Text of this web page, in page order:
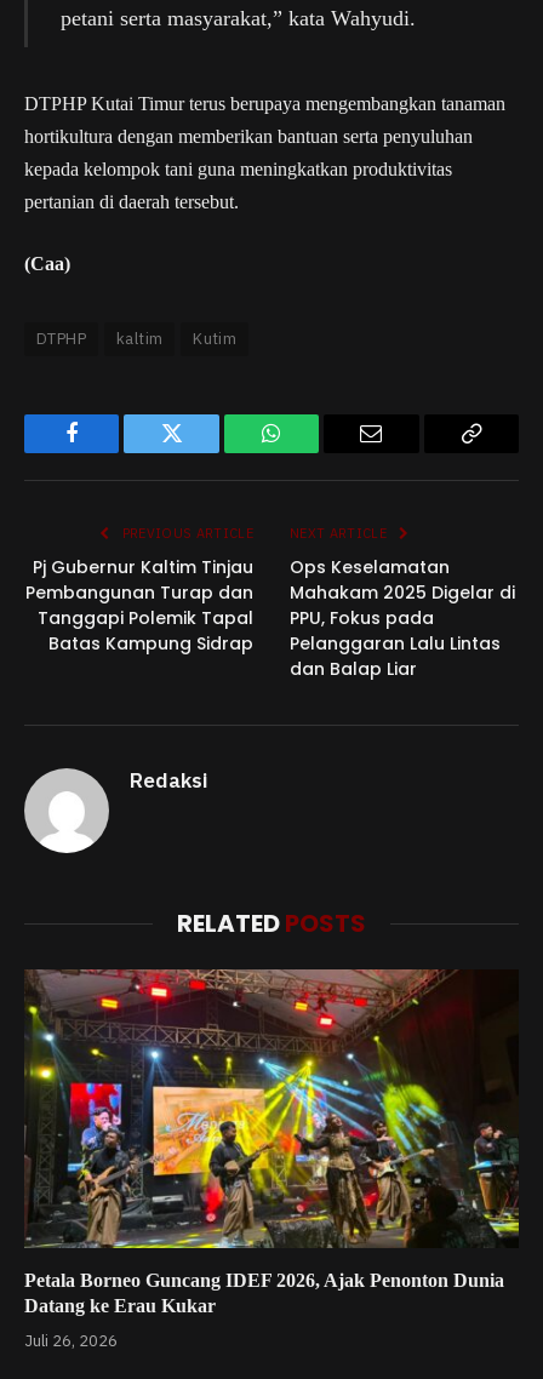
petani serta masyarakat,” kata Wahyudi.
DTPHP Kutai Timur terus berupaya mengembangkan tanaman
hortikultura dengan memberikan bantuan serta penyuluhan
kepada kelompok tani guna meningkatkan produktivitas
pertanian di daerah tersebut.
(Caa)
DTPHP kaltim Kutim
Facebook Twitter WhatsApp
PREVIOUS ARTICLE
Pj Gubernur Kaltim Tinjau
Pembangunan Turap dan
Tanggapi Polemik Tapal
Batas Kampung Sidrap
NEXT ARTICLE
Ops Keselamatan
Mahakam 2025 Digelar di
PPU, Fokus pada
Pelanggaran Lalu Lintas
dan Balap Liar
Redaksi
RELATEDPOSTS
Petala Borneo Guncang IDEF 2026, Ajak Penonton Dunia
Datang ke Erau Kukar
Juli 26, 2026